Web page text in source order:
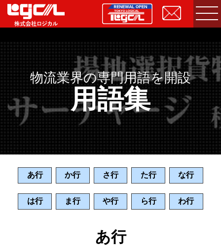
物流業界の専門用語を開設
用語集
あ行 か行 さ行 た行 な行
は行 ま行 や行 ら行 わ行
あ行